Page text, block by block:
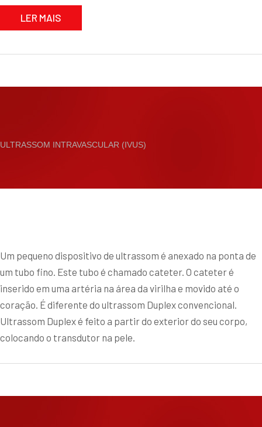
LER MAIS
ULTRASSOM INTRAVASCULAR (IVUS)
Um pequeno dispositivo de ultrassom é anexado na ponta de
um tubo fino. Este tubo é chamado cateter. O cateter é
inserido em uma artéria na área da virilha e movido até o
coração. É diferente do ultrassom Duplex convencional.
Ultrassom Duplex é feito a partir do exterior do seu corpo,
colocando o transdutor na pele.